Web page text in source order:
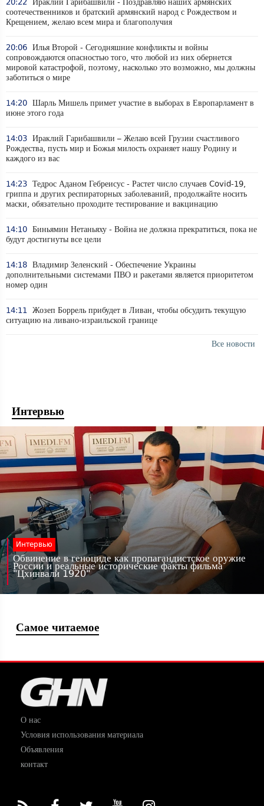
20:22
Ираклий Гарибашвили - Поздравляю наших армянских
соотечественников и братский армянский народ с Рождеством и
Крещением, желаю всем мира и благополучия
20:06 Илья Второй - Сегодняшние конфликты и войны
сопровождаются опасностью того, что любой из них обернется
мировой катастрофой, поэтому, насколько это возможно, мы должны
заботиться о мире
14:20 Шарль Мишель примет участие в выборах в Европарламент в
июне этого года
14:03 Ираклий Гарибашвили – Желаю всей Грузии счастливого
Рождества, пусть мир и Божья милость охраняет нашу Родину и
каждого из вас
14:23 Тедрос Аданом Гебреисус - Растет число случаев Covid-19,
гриппа и других респираторных заболеваний, продолжайте носить
маски, обязательно проходите тестирование и вакцинацию
14:10 Биньямин Нетаньяху - Война не должна прекратиться, пока не
будут достигнуты все цели
14:18 Владимир Зеленский - Обеспечение Украины
дополнительными системами ПВО и ракетами является приоритетом
номер один
14:11
Жозеп Боррель прибудет в Ливан, чтобы обсудить текущую
ситуацию на ливано-израильской границе
Все новости
Интервью
Интервью
Обвинение в геноциде как пропагандистское оружие
России и реальные исторические факты фильма
"Цхинвали 1920"
Самое читаемое
О нас
Условия использования материала
Объявления
контакт